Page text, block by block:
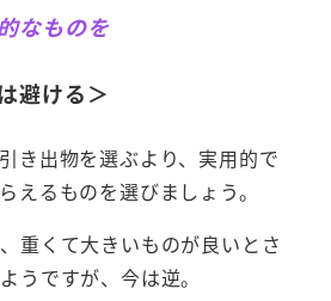
なものを
避ける＞
き出物を選ぶより、実用的で
えるものを選びましょう。
重くて大きいものが良いとさ
うですが、今は逆。